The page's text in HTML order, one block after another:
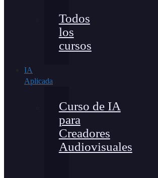
Todos
los
cursos
IA
Aplicada
Curso de IA
para
Creadores
Audiovisuales